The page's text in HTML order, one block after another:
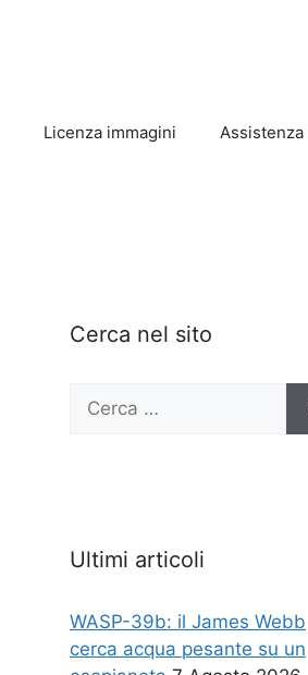
Licenza immagini Assistenza
Cerca nel sito
Ricerca
Ultimi articoli
WASP-39b: il James Webb
cerca acqua pesante su un